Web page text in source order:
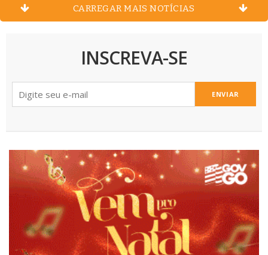
CARREGAR MAIS NOTÍCIAS
INSCREVA-SE
ENVIAR